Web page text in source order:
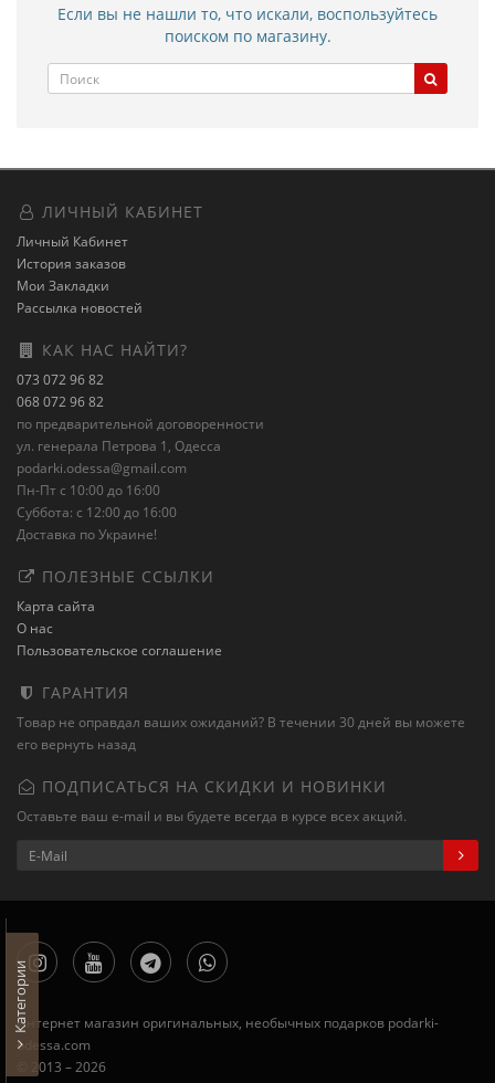
Если вы не нашли то, что искали, воспользуйтесь
поиском по магазину.
ЛИЧНЫЙ КАБИНЕТ
Личный Кабинет
История заказов
Мои Закладки
Рассылка новостей
КАК НАС НАЙТИ?
073 072 96 82
068 072 96 82
по предварительной договоренности
ул. генерала Петрова 1, Одесса
podarki.odessa@gmail.com
Пн-Пт с 10:00 до 16:00
Суббота: с 12:00 до 16:00
Доставка по Украине!
ПОЛЕЗНЫЕ ССЫЛКИ
Карта сайта
О нас
Пользовательское соглашение
ГАРАНТИЯ
Товар не оправдал ваших ожиданий? В течении 30 дней вы можете
его вернуть назад
ПОДПИСАТЬСЯ НА СКИДКИ И НОВИНКИ
Оставьте ваш e-mail и вы будете всегда в курсе всех акций.
Интернет магазин оригинальных, необычных подарков podarki-
odessa.com
© 2013 – 2026
Категории